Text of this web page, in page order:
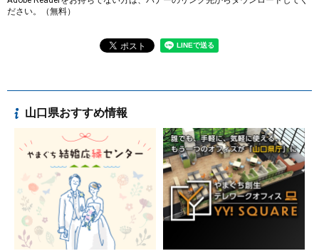
ださい。（無料）
山口県おすすめ情報